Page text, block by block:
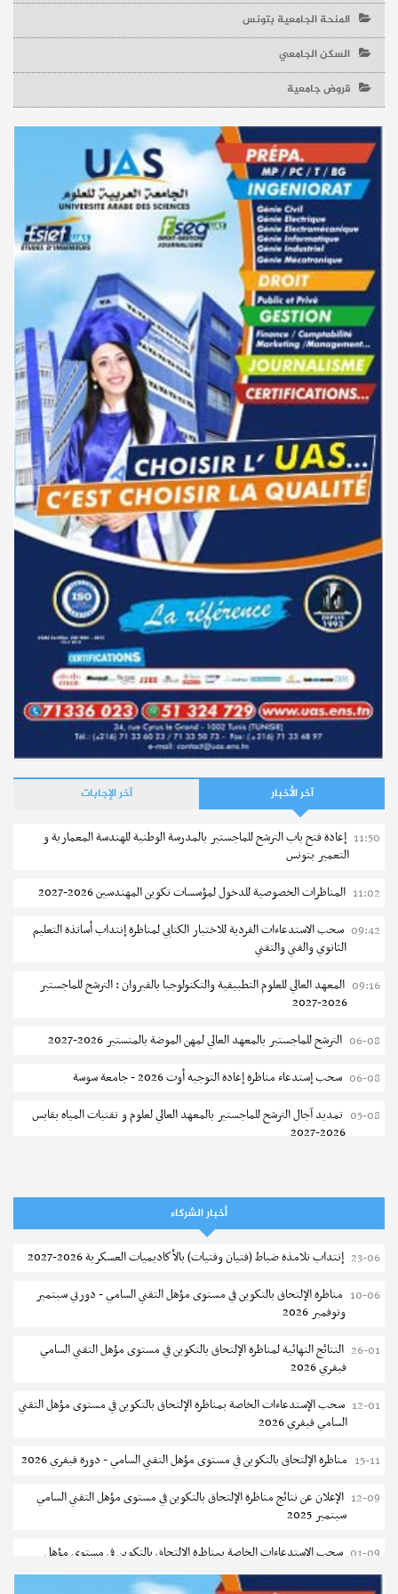
المنحة الجامعية بتونس
السكن الجامعي
قروض جامعية
آخر الأخبار آخر الإجابات
11:50 إعادة فتح باب الترشح للماجستير بالمدرسة الوطنية للهندسة المعمارية و
التعمير بتونس
11:02 المناظرات الخصوصية للدخول لمؤسسات تكوين المهندسين 2026-2027
09:42 سحب الاستدعاءات الفردية للاختبار الكتابي لمناظرة إنتداب أساتذة التعليم
الثانوي والفني والتقني
09:16 المعهد العالي للعلوم التطبيقية والتكنولوجيا بالقيروان : الترشح للماجستير
2026-2027
06-08 الترشح للماجستير بالمعهد العالي لمهن الموضة بالمنستير 2026-2027
06-08 سحب إستدعاء مناظرة إعادة التوجيه أوت 2026 - جامعة سوسة
05-08 تمديد آجال الترشح للماجستير بالمعهد العالي لعلوم و تقنيات المياه بقابس
2026-2027
05-08 الإعلان عن نتائج الدورة الرئيسية للتوجيه الجامعي - باكالوريا 2026
05-08 فتح مناظرة لإنتداب عرفاء بسلك الحرس الوطني لسنة 2026
05-08 تسجيل طلبة كلية الآداب والفنون والإنسانيات بمنوبة 2026-2027
والثالثة دكتوراه
كلية العلوم الإقتصادية والتصرف بسوسة : الترشح لماجستير مهني جديد
05-08
الترشح للماجستير بالمعهد العالي للرياضة والتربية البدنية بصفاقس 2026-
نتائج القبول الأولي لمناظرة إنتداب أساتذة التعليم الثانوي والفني والتقني
04-08 المركز القطاعي للتكوين في الآلية الفلاحية جوقار الفحص :فتح باب الترشح
لقبول متكونين
أخبار الشركاء
23-06 إنتداب تلامذة ضباط (فتيان وفتيات) بالأكاديميات العسكرية 2026-2027
10-06 مناظرة الإلتحاق بالتكوين في مستوى مؤهل التقني السامي - دورتي سبتمبر
ونوفمبر 2026
26-01 النتائج النهائية لمناظرة الإلتحاق بالتكوين في مستوى مؤهل التقني السامي
فيفري 2026
12-01 سحب الإستدعاءات الخاصة بمناظرة الإلتحاق بالتكوين في مستوى مؤهل التقني
السامي فيفري 2026
15-11 مناظرة الإلتحاق بالتكوين في مستوى مؤهل التقني السامي - دورة فيفري 2026
12-09 الإعلان عن نتائج مناظرة الإلتحاق بالتكوين في مستوى مؤهل التقني السامي
سبتمبر 2025
01-09 سحب الإستدعاءات الخاصة بمناظرة الإلتحاق بالتكوين في مستوى مؤهل
التقني السامي سبتمبر 2025